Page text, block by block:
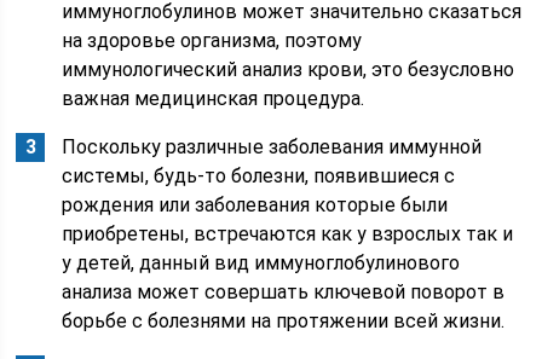
иммуноглобулинов может значительно сказаться
на здоровье организма, поэтому
иммунологический анализ крови, это безусловно
важная медицинская процедура.
Поскольку различные заболевания иммунной
системы, будь-то болезни, появившиеся с
рождения или заболевания которые были
приобретены, встречаются как у взрослых так и
у детей, данный вид иммуноглобулинового
анализа может совершать ключевой поворот в
борьбе с болезнями на протяжении всей жизни.